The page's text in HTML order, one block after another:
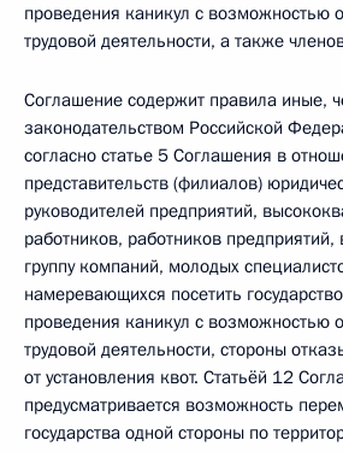
проведения каникул с возможностью
трудовой деятельности, а также
Соглашение содержит правила иные,
законодательством Российской
согласно статье 5 Соглашения в
представительств (филиалов)
руководителей предприятий,
работников, работников
группу компаний, молодых
намеревающихся посетить
проведения каникул с возможностью
трудовой деятельности, стороны
от установления квот. Статьёй 12
предусматривается возможность
государства одной стороны по